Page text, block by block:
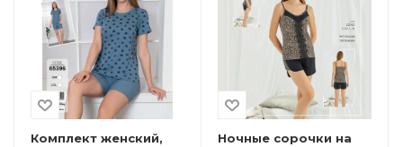
Комплект женский,
Ночные сорочки на